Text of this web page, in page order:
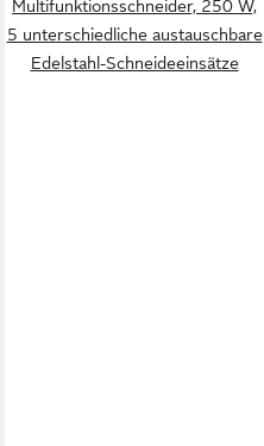
Multifunktionsschneider, 250 W,
5 unterschiedliche austauschbare
Edelstahl-Schneideeinsätze